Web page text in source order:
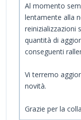
Al momento
lentamente alla
reinizializzazioni
quantità di
conseguenti
Vi terremo
novità.
Grazie per la